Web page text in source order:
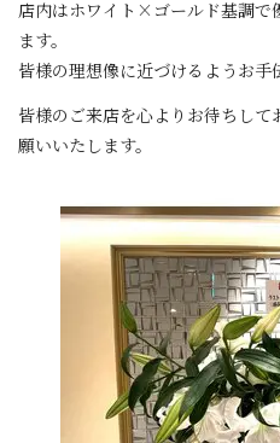
店内はホワイト×ゴールド基調で
ます。
皆様の理想像に近づけるようお手
皆様のご来店を心よりお待ちし
願いいたします。